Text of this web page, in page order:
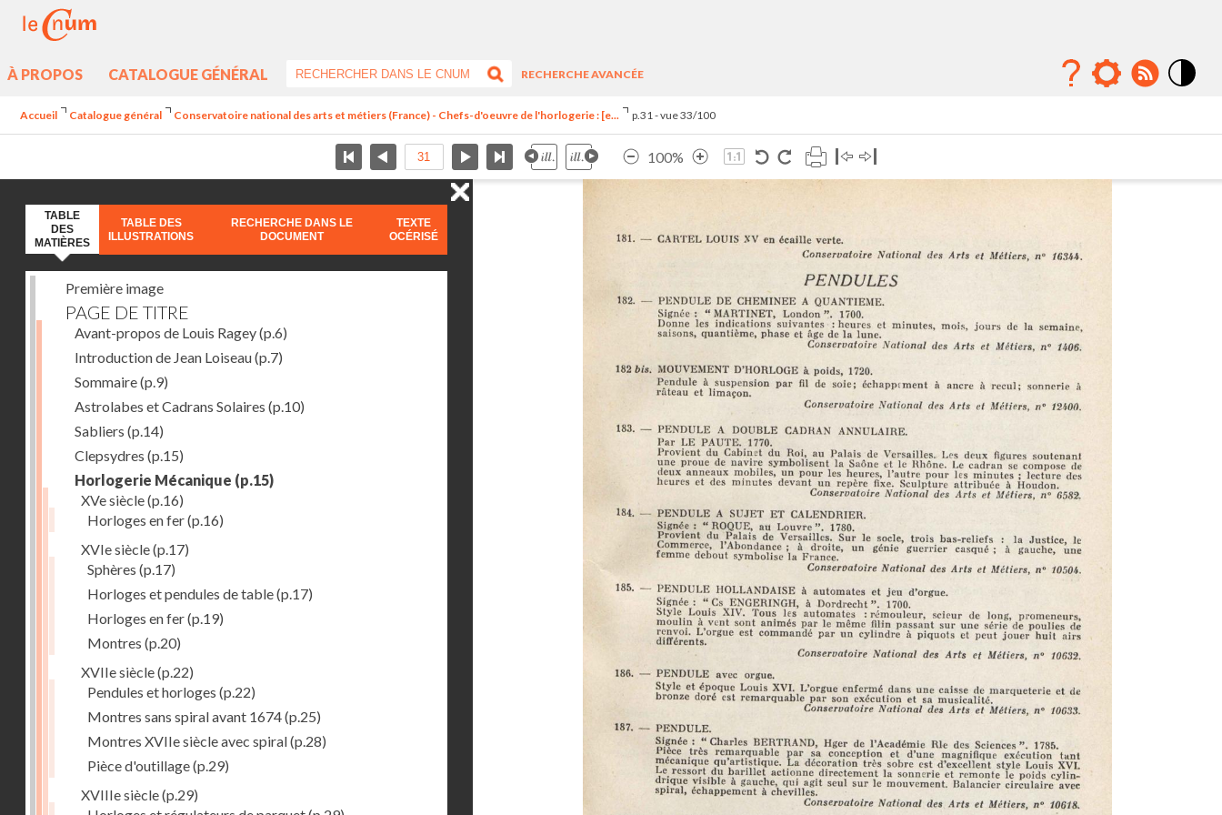
À PROPOS CATALOGUE GÉNÉRAL
RECHERCHE AVANCÉE
Accueil Catalogue général Conservatoire national des arts et métiers (France) - Chefs-d'oeuvre de l'horlogerie : [e... p.31 - vue 33/100
100%
TABLE
DES
MATIÈRES
TABLE DES
ILLUSTRATIONS
RECHERCHE DANS LE
DOCUMENT
TEXTE
OCÉRISÉ
Première image
PAGE DE TITRE
Avant-propos de Louis Ragey(p.6)
Introduction de Jean Loiseau(p.7)
Sommaire(p.9)
Astrolabes et Cadrans Solaires (p.10)
Sabliers (p.14)
Clepsydres (p.15)
Horlogerie Mécanique (p.15)
XVe siècle(p.16)
Horloges en fer(p.16)
XVIe siècle(p.17)
Sphères (p.17)
Horloges et pendules de table(p.17)
Horloges en fer(p.19)
Montres (p.20)
XVIIe siècle(p.22)
Pendules et horloges (p.22)
Montres sans spiral avant 1674(p.25)
Montres XVIIe siècle avec spiral(p.28)
Pièce d'outillage(p.29)
XVIIIe siècle(p.29)